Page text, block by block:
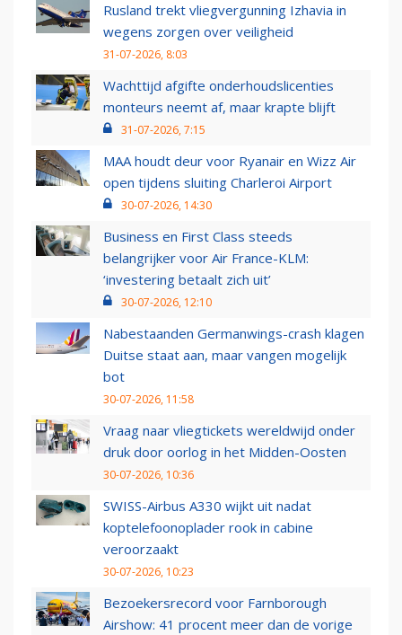
Rusland trekt vliegvergunning Izhavia in
wegens zorgen over veiligheid
31-07-2026, 8:03
Wachttijd afgifte onderhoudslicenties
monteurs neemt af, maar krapte blijft
31-07-2026, 7:15
MAA houdt deur voor Ryanair en Wizz Air
open tijdens sluiting Charleroi Airport
30-07-2026, 14:30
Business en First Class steeds
belangrijker voor Air France-KLM:
‘investering betaalt zich uit’
30-07-2026, 12:10
Nabestaanden Germanwings-crash klagen
Duitse staat aan, maar vangen mogelijk
bot
30-07-2026, 11:58
Vraag naar vliegtickets wereldwijd onder
druk door oorlog in het Midden-Oosten
30-07-2026, 10:36
SWISS-Airbus A330 wijkt uit nadat
koptelefoonoplader rook in cabine
veroorzaakt
30-07-2026, 10:23
Bezoekersrecord voor Farnborough
Airshow: 41 procent meer dan de vorige